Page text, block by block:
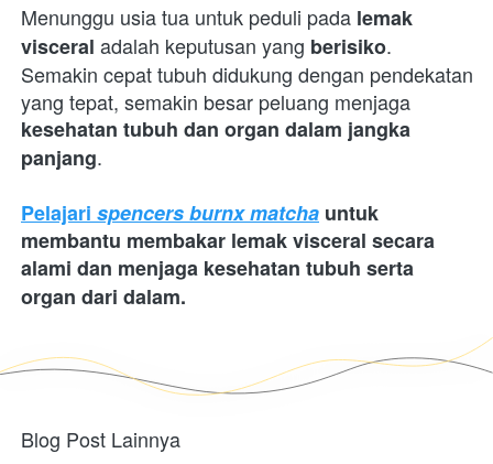
Menunggu usia tua untuk peduli pada lemak
visceral adalah keputusan yang berisiko.
Semakin cepat tubuh didukung dengan pendekatan
kesehatan tubuh dan organ dalam jangka
panjang.
Pelajari spencers burnx matcha untuk
membantu membakar lemak visceral secara
alami dan menjaga kesehatan tubuh serta
organ dari dalam.
Blog Post Lainnya